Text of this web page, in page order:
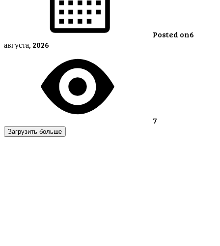
Posted on6
августа, 2026
7
Загрузить больше